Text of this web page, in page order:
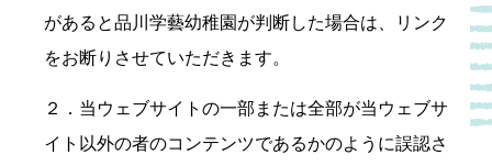
があると品川学藝幼稚園が判断した場合は、リンク
をお断りさせていただきます。
２．当ウェブサイトの一部または全部が当ウェブサ
イト以外の者のコンテンツであるかのように誤認さ